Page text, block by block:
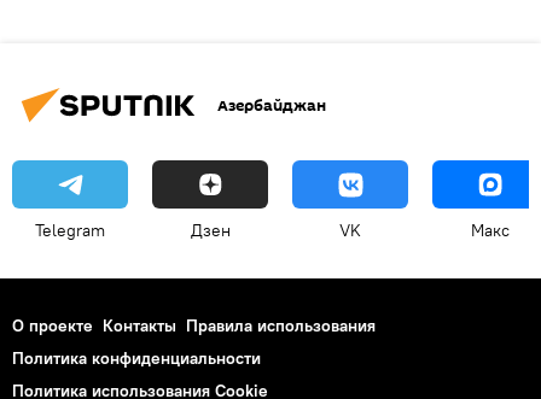
Азербайджан
Telegram Дзен VK Макс
О проекте Контакты Правила использования
Политика конфиденциальности
Политика использования Cookie